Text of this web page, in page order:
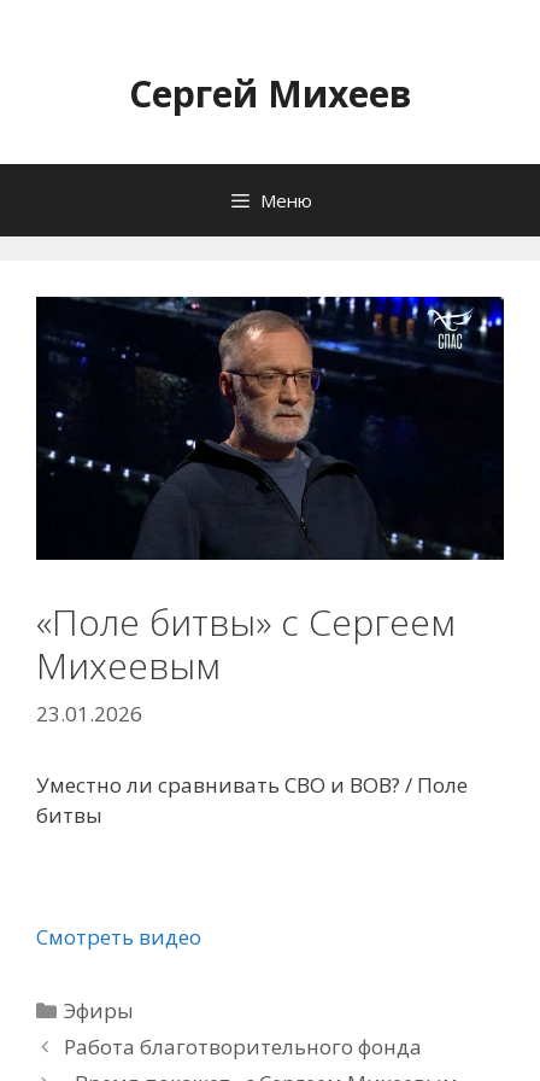
содержимомуСергей Михеев
Меню
«Поле битвы» с Сергеем
Михеевым
23.01.2026
Уместно ли сравнивать СВО и ВОВ? / Поле
битвы
Смотреть видео
Рубрики
Эфиры
Работа благотворительного фонда